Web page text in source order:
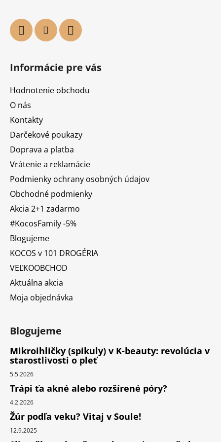
Informácie pre vás
Hodnotenie obchodu
O nás
Kontakty
Darčekové poukazy
Doprava a platba
Vrátenie a reklamácie
Podmienky ochrany osobných údajov
Obchodné podmienky
Akcia 2+1 zadarmo
#KocosFamily -5%
Blogujeme
KOCOS v 101 DROGÉRIA
VEĽKOOBCHOD
Aktuálna akcia
Moja objednávka
Blogujeme
Mikroihličky (spikuly) v K-beauty: revolúcia v
starostlivosti o pleť
5.5.2026
Trápi ťa akné alebo rozšírené póry?
4.2.2026
Žúr podľa veku? Vitaj v Soule!
12.9.2025